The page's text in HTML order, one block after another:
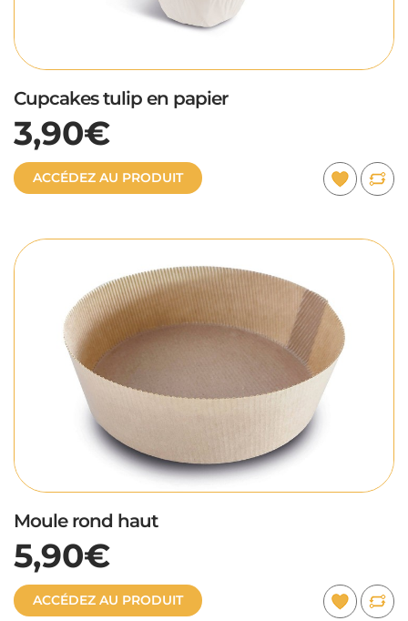
Cupcakes tulip en papier
3,90€
ACCÉDEZ AU PRODUIT
Moule rond haut
5,90€
ACCÉDEZ AU PRODUIT